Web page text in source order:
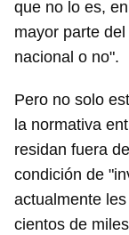
que no lo es,
mayor parte
nacional o no".
Pero no solo
la normativa
residan fuera
condición de
actualmente
cientos de